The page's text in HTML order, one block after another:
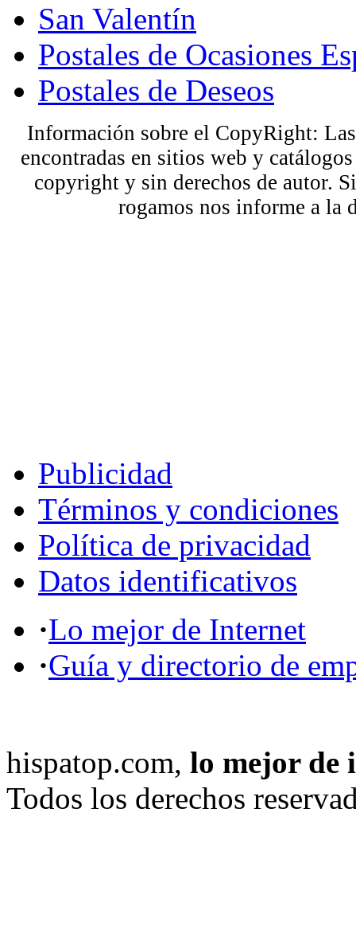
San Valentín
Postales de Ocasiones
Postales de Deseos
Información sobre el CopyRight:
encontradas en sitios web y
copyright y sin derechos de autor.
rogamos nos informe a la
Publicidad
Términos y condiciones
Política de privacidad
Datos identificativos
·Lo mejor de Internet
·Guía y directorio de
hispatop.com, lo mejor de
Todos los derechos